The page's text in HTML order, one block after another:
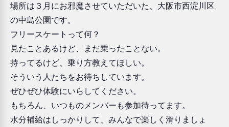
場所は３月にお邪魔させていただいた、大阪市西淀川区
の中島公園です。
フリースケートって何？
見たことあるけど、まだ乗ったことない。
持ってるけど、乗り方教えてほしい。
そういう人たちをお待ちしています。
ぜひぜひ体験にいらしてください。
もちろん、いつものメンバーも参加待ってます。
水分補給はしっかりして、みんなで楽しく滑りましょ